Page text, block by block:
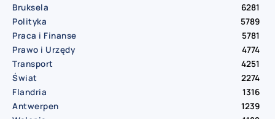
Bruksela
6281
Polityka
5789
Praca i Finanse
5781
Prawo i Urzędy
4774
Transport
4251
Świat
2274
Flandria
1316
Antwerpen
1239